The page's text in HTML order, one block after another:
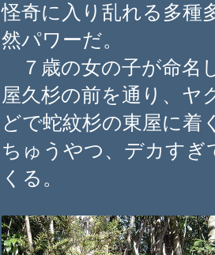
怪奇に入り乱れる多種
然パワーだ。
７歳の女の子が命名
屋久杉の前を通り、ヤ
どで蛇紋杉の東屋に着
ちゅうやつ、デカす
くる。